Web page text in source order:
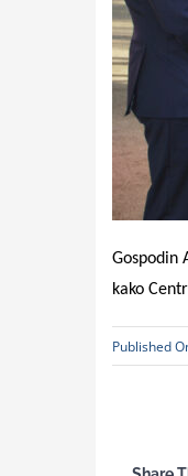
Gospodin
kako
Published